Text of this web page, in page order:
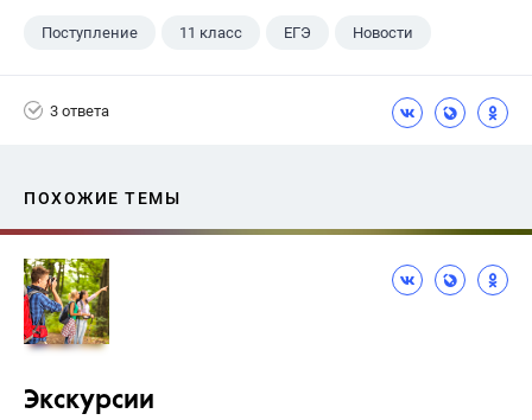
Поступление 11 класс ЕГЭ Новости
3 ответа
ПОХОЖИЕ ТЕМЫ
Экскурсии